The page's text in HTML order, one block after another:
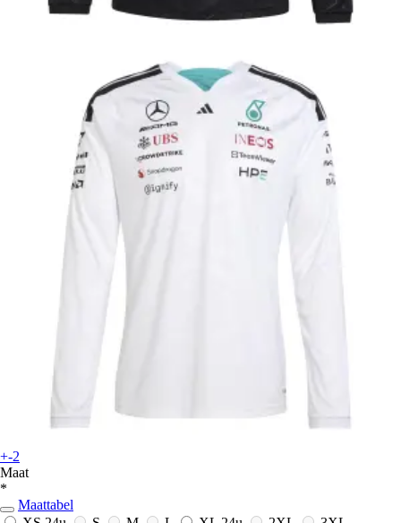
+-2
Maat
*
Maattabel